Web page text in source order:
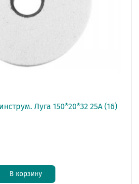
Луга 150*20*32 25А (16)
В корзину